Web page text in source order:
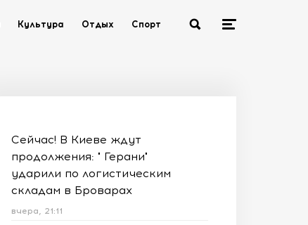
Культура Отдых Спорт
Сейчас! В Киеве ждут
продолжения: " Герани"
ударили по логистическим
складам в Броварах
вчера, 21:11